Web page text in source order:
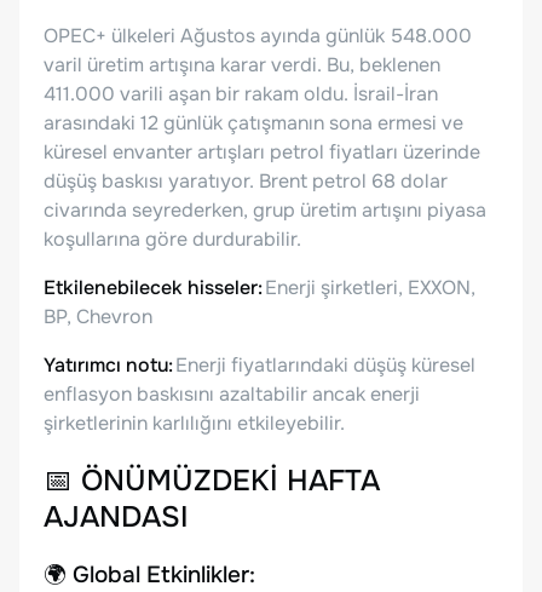
OPEC+ ülkeleri Ağustos ayında günlük 548.000
varil üretim artışına karar verdi. Bu, beklenen
411.000 varili aşan bir rakam oldu. İsrail-İran
arasındaki 12 günlük çatışmanın sona ermesi ve
küresel envanter artışları petrol fiyatları üzerinde
düşüş baskısı yaratıyor. Brent petrol 68 dolar
civarında seyrederken, grup üretim artışını piyasa
koşullarına göre durdurabilir.
Etkilenebilecek hisseler:Enerji şirketleri, EXXON,
BP, Chevron
Yatırımcı notu:Enerji fiyatlarındaki düşüş küresel
enflasyon baskısını azaltabilir ancak enerji
şirketlerinin karlılığını etkileyebilir.
📅 ÖNÜMÜZDEKİ HAFTA
AJANDASI
🌍 Global Etkinlikler: